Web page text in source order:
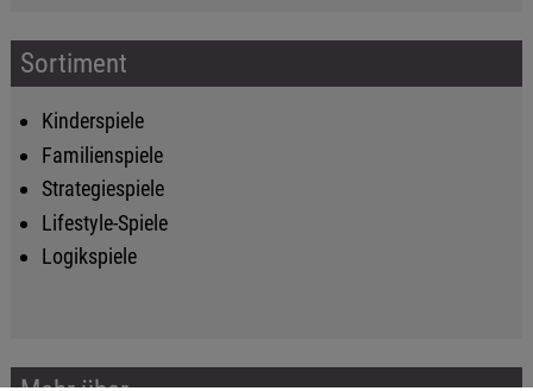
Sortiment
Kinderspiele
Familienspiele
Strategiespiele
Lifestyle-Spiele
Logikspiele